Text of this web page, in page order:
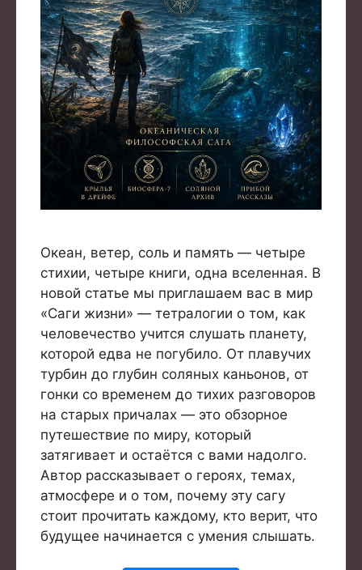
Океан, ветер, соль и память — четыре
стихии, четыре книги, одна вселенная. В
новой статье мы приглашаем вас в мир
«Саги жизни» — тетралогии о том, как
человечество учится слушать планету,
которой едва не погубило. От плавучих
турбин до глубин соляных каньонов, от
гонки со временем до тихих разговоров
на старых причалах — это обзорное
путешествие по миру, который
затягивает и остаётся с вами надолго.
Автор рассказывает о героях, темах,
атмосфере и о том, почему эту сагу
стоит прочитать каждому, кто верит, что
будущее начинается с умения слышать.
Товар добавлен в корзину.
0 товаров - 0 ₽
Оформить заказ